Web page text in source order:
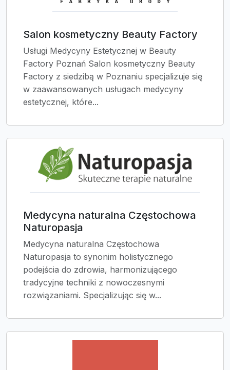
Salon kosmetyczny Beauty Factory
Usługi Medycyny Estetycznej w Beauty
Factory Poznań Salon kosmetyczny Beauty
Factory z siedzibą w Poznaniu specjalizuje się
w zaawansowanych usługach medycyny
estetycznej, które...
Medycyna naturalna Częstochowa
Naturopasja
Medycyna naturalna Częstochowa
Naturopasja to synonim holistycznego
podejścia do zdrowia, harmonizującego
tradycyjne techniki z nowoczesnymi
rozwiązaniami. Specjalizując się w...